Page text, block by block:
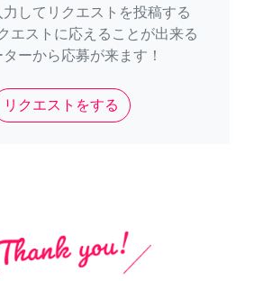
してリクエストを投稿する
エストに応えることが出来る
ーから応募が来ます！
リクエストをする